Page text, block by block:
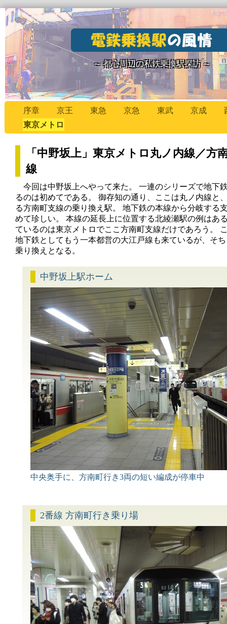
～ 都心周辺の私鉄乗換駅探訪 ～
序章 京王 東急 京急 東武 京成
東京メトロ
「中野坂上」東京メトロ丸ノ内線／方
線
今回は中野坂上へやって来た。 一連のシリーズで地下
るのは初めてである。 御存知の通り、ここは丸ノ内線と
る方南町支線の乗り換え駅。 地下鉄の本線から分岐する
めて珍しい。 本線の延長上に位置する北綾瀬駅の例はあ
ているのは東京メトロでここ方南町支線だけであろう。
地下鉄としてもう一本都営の大江戸線も来ているが、そ
乗り換えとなる。
中野坂上駅ホーム
中央奥手に、方南町行き3両の短い編成が停車中
2番線 方南町行き乗り場